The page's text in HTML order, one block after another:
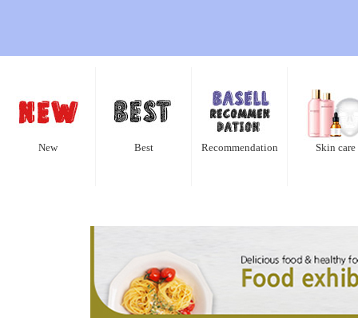
New Best Recommendation Skin care